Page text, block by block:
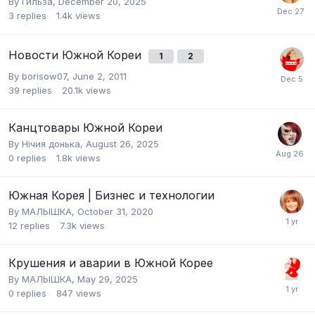
3 replies 1.4k views
Новости Южной Кореи 1 2
By borisow07, June 2, 2011
39 replies 20.1k views
Канцтовары Южной Кореи
By Нічия донька, August 26, 2025
0 replies 1.8k views
Южная Корея | Бизнес и технологии
By МАЛЫШКА, October 31, 2020
12 replies 7.3k views
Крушения и аварии в Южной Корее
By МАЛЫШКА, May 29, 2025
0 replies 847 views